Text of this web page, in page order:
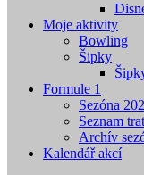
Moje aktivity
Bowling
Šipky
Formule 1
Sezóna
Seznam
Archív
Kalendář akcí